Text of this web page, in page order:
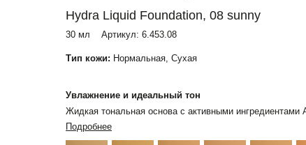
Hydra Liquid Foundation, 08 sunny
30 мл Артикул: 6.453.08
Тип кожи: Нормальная, Сухая
Увлажнение и идеальный тон
Жидкая тональная основа с активными
Подробнее